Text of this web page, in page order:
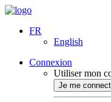
FR
English
Connexion
Utiliser mon
Je me